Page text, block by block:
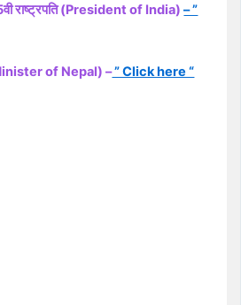
राष्ट्रपति (President of India)– ”
of Nepal) –” Click here “